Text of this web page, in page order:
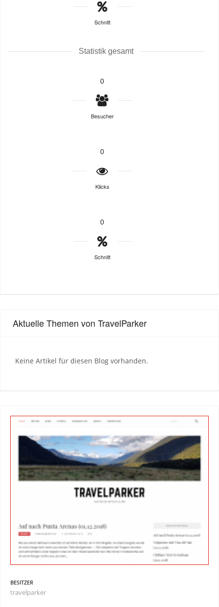
Schnitt
Statistik gesamt
0
Besucher
0
Klicks
0
Schnitt
Aktuelle Themen von TravelParker
Keine Artikel für diesen Blog vorhanden.
BESITZER
travelparker